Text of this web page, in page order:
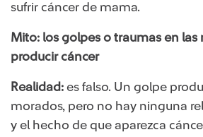
sufrir cáncer de mama.
Mito: los golpes o traumas en las
producir cáncer
Realidad: es falso. Un golpe
morados, pero no hay ninguna
y el hecho de que aparezca